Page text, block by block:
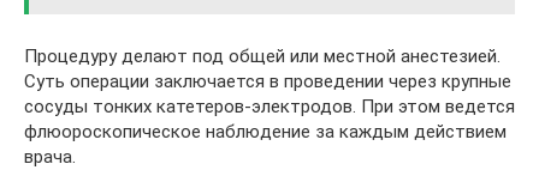
Процедуру делают под общей или местной анестезией.
Суть операции заключается в проведении через крупные
сосуды тонких катетеров-электродов. При этом ведется
флюороскопическое наблюдение за каждым действием
врача.